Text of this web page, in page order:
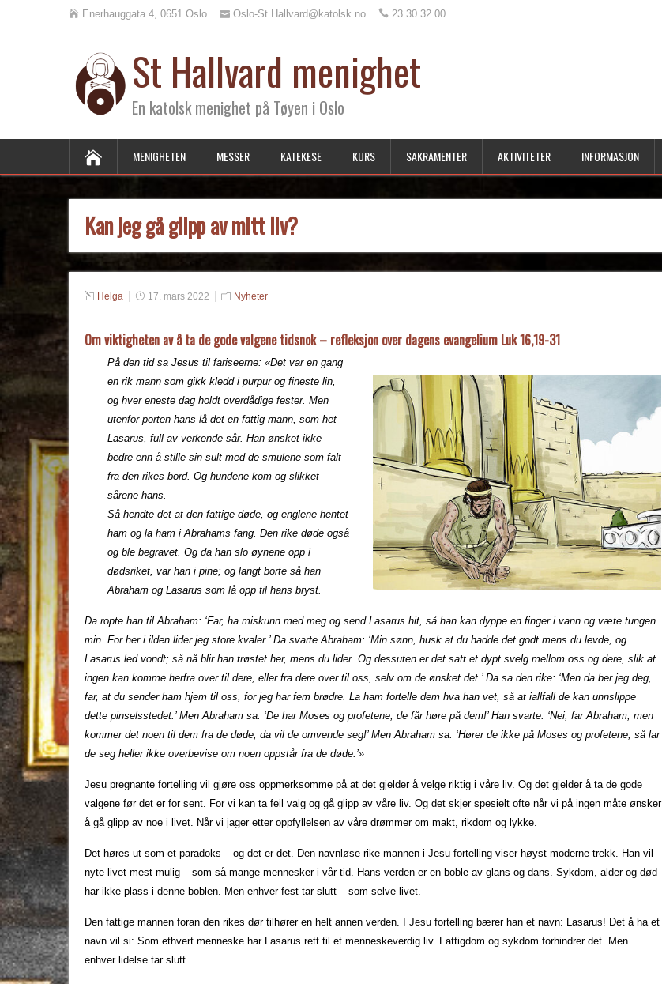
Enerhauggata 4, 0651 Oslo Oslo-St.Hallvard@katolsk.no 23 30 32 00
St Hallvard menighet
En katolsk menighet på Tøyen i Oslo
MENIGHETEN MESSER KATEKESE KURS SAKRAMENTER AKTIVITETER INFORMASJON
Kan jeg gå glipp av mitt liv?
Helga 17. mars 2022 Nyheter
Om viktigheten av å ta de gode valgene tidsnok – refleksjon over dagens evangelium Luk 16,19-31
På den tid sa Jesus til fariseerne: «Det var en gang
en rik mann som gikk kledd i purpur og fineste lin,
og hver eneste dag holdt overdådige fester. Men
utenfor porten hans lå det en fattig mann, som het
Lasarus, full av verkende sår. Han ønsket ikke
bedre enn å stille sin sult med de smulene som falt
fra den rikes bord. Og hundene kom og slikket
sårene hans.
Så hendte det at den fattige døde, og englene hentet
ham og la ham i Abrahams fang. Den rike døde også
og ble begravet. Og da han slo øynene opp i
dødsriket, var han i pine; og langt borte så han
Abraham og Lasarus som lå opp til hans bryst.
Da ropte han til Abraham: ‘Far, ha miskunn med meg og send Lasarus hit, så han kan dyppe en finger i vann og væte tungen
min. For her i ilden lider jeg store kvaler.’ Da svarte Abraham: ‘Min sønn, husk at du hadde det godt mens du levde, og
Lasarus led vondt; så nå blir han trøstet her, mens du lider. Og dessuten er det satt et dypt svelg mellom oss og dere, slik at
ingen kan komme herfra over til dere, eller fra dere over til oss, selv om de ønsket det.’ Da sa den rike: ‘Men da ber jeg deg,
far, at du sender ham hjem til oss, for jeg har fem brødre. La ham fortelle dem hva han vet, så at iallfall de kan unnslippe
dette pinselsstedet.’ Men Abraham sa: ‘De har Moses og profetene; de får høre på dem!’ Han svarte: ‘Nei, far Abraham, men
kommer det noen til dem fra de døde, da vil de omvende seg!’ Men Abraham sa: ‘Hører de ikke på Moses og profetene, så lar
de seg heller ikke overbevise om noen oppstår fra de døde.’»
Jesu pregnante fortelling vil gjøre oss oppmerksomme på at det gjelder å velge riktig i våre liv. Og det gjelder å ta de gode
valgene før det er for sent. For vi kan ta feil valg og gå glipp av våre liv. Og det skjer spesielt ofte når vi på ingen måte ønsker
å gå glipp av noe i livet. Når vi jager etter oppfyllelsen av våre drømmer om makt, rikdom og lykke.
Det høres ut som et paradoks – og det er det. Den navnløse rike mannen i Jesu fortelling viser høyst moderne trekk. Han vil
nyte livet mest mulig – som så mange mennesker i vår tid. Hans verden er en boble av glans og dans. Sykdom, alder og død
har ikke plass i denne boblen. Men enhver fest tar slutt – som selve livet.
Den fattige mannen foran den rikes dør tilhører en helt annen verden. I Jesu fortelling bærer han et navn: Lasarus! Det å ha et
navn vil si: Som ethvert menneske har Lasarus rett til et menneskeverdig liv. Fattigdom og sykdom forhindrer det. Men
enhver lidelse tar slutt …